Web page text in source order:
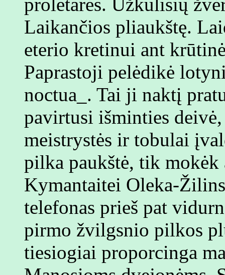
proletarės. Užkulisių
Laikančios pliaukštę.
eterio kretinui ant
Paprastoji pelėdikė
noctua_. Tai ji naktį
pavirtusi išminties
meistrystės ir tobulai
pilka paukštė, tik
Kymantaitei Oleka-
telefonas prieš pat
pirmo žvilgsnio pilkos
tiesiogiai proporcinga